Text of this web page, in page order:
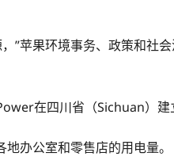
苹果环境事务、政策和社
在四川省（Sichuan）建
办公室和零售店的用电量。